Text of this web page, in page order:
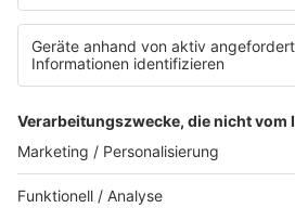
Kontakt
Impressum
Privacy Settings
WETTER